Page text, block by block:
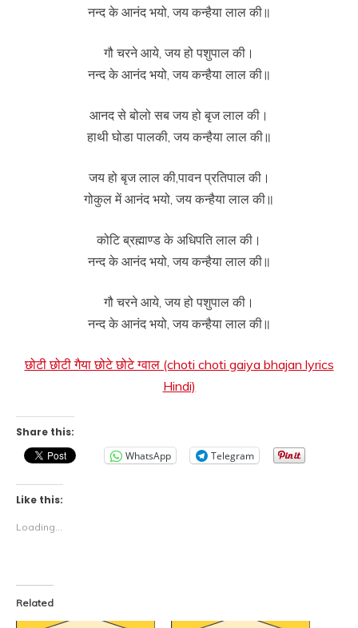
नन्द के आनंद भयो, जय कन्हैया लाल की॥
गौ चरने आये, जय हो पशुपाल की।
नन्द के आनंद भयो, जय कन्हैया लाल की॥
आनद से बोलो सब जय हो बृज लाल की।
हाथी घोडा पालकी, जय कन्हैया लाल की॥
जय हो बृज लाल की,पावन प्रतिपाल की।
गोकुल में आनंद भयो, जय कन्हैया लाल की॥
कोटि ब्रह्माण्ड के अधिपति लाल की।
नन्द के आनंद भयो, जय कन्हैया लाल की॥
गौ चरने आये, जय हो पशुपाल की।
नन्द के आनंद भयो, जय कन्हैया लाल की॥
छोटी छोटी गैया छोटे छोटे ग्वाल (choti choti gaiya bhajan lyrics
Hindi)
Share this:
WhatsApp
Telegram
Like this:
Loading...
Related